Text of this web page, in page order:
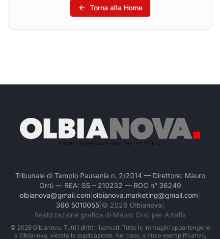
Torna alla Home
Tribunale di Tempio Pausania n. 2/2014 — Direttore: Mauro
Orrù — REA: SS – 210232 — ROC n° 36249
olbianova@gmail.com olbianova.marketing@gmail.com
366 5010055| © 2026 Olbianova
Realizzazione grafica di Mauro Orrù per Artefix
© 2026Olbianova. Tutti i diritti riservati. Tutte le immagini appartengono
a Olbianova, vietata la duplicazione. Nel caso, a titolo esemplificativo,